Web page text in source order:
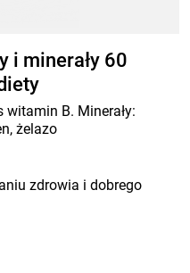
i minerały 60
witamin B. Minerały:
żelazo
zdrowia i dobrego